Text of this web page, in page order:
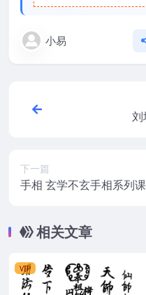
小易
刘
下一篇
手相 玄学不玄手相系列
相关文章
VIP